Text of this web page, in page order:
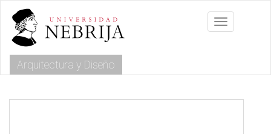
m
Toggle
Arquitectura y Diseño